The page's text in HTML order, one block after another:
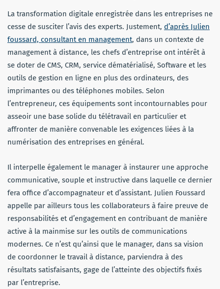
La transformation digitale enregistrée dans les entreprises ne
cesse de susciter l’avis des experts. Justement, d’après Julien
foussard, consultant en management, dans un contexte de
management à distance, les chefs d’entreprise ont intérêt à
se doter de CMS, CRM, service dématérialisé, Software et les
outils de gestion en ligne en plus des ordinateurs, des
imprimantes ou des téléphones mobiles. Selon
l’entrepreneur, ces équipements sont incontournables pour
asseoir une base solide du télétravail en particulier et
affronter de manière convenable les exigences liées à la
numérisation des entreprises en général.
Il interpelle également le manager à instaurer une approche
communicative, souple et instructive dans laquelle ce dernier
fera office d’accompagnateur et d’assistant. Julien Foussard
appelle par ailleurs tous les collaborateurs à faire preuve de
responsabilités et d’engagement en contribuant de manière
active à la mainmise sur les outils de communications
modernes. Ce n’est qu’ainsi que le manager, dans sa vision
de coordonner le travail à distance, parviendra à des
résultats satisfaisants, gage de l’atteinte des objectifs fixés
par l’entreprise.